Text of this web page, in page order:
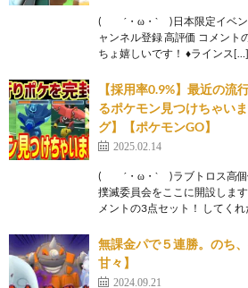
( ´・ω・` )日本限定イベン
ャンネル登録 高評価 コメント
ちょ嬉しいです！ ♦ラインス[…]
【採用率0.9%】最近の流
るポケモン見つけちゃい
グ】【ポケモンGO】
2025.02.14
( ´・ω・` )ラブトロス高個
撲滅委員会をここに開設しま
メントの3点セット！ してく
無課金パで５連勝。のち
甘々】
2024.09.21